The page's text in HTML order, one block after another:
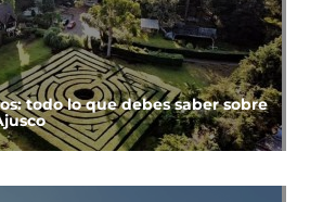
todo lo que debes saber sobre